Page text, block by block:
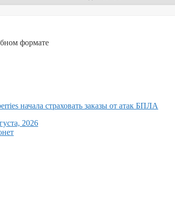
формате
начала страховать заказы от атак БПЛА
2026